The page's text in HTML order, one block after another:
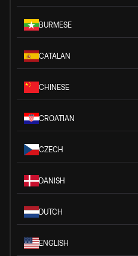
BURMESE
CATALAN
CHINESE
CROATIAN
CZECH
DANISH
DUTCH
ENGLISH